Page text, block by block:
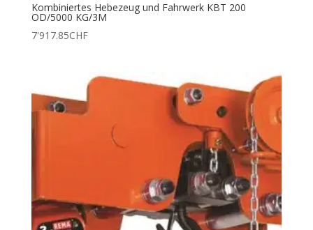
Kombiniertes Hebezeug und Fahrwerk KBT 200
OD/5000 KG/3M
7'917.85CHF